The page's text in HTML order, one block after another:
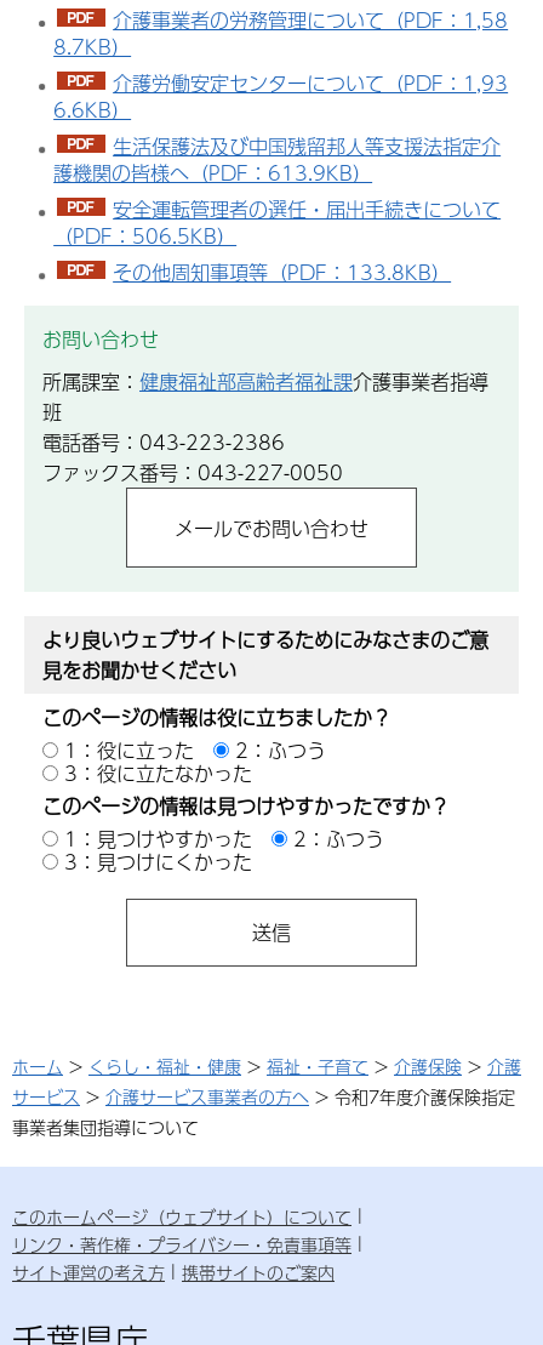
介護事業者の労務管理について（PDF：1,58
8.7KB）
介護労働安定センターについて（PDF：1,93
6.6KB）
生活保護法及び中国残留邦人等支援法指定介
護機関の皆様へ（PDF：613.9KB）
安全運転管理者の選任・届出手続きについて
（PDF：506.5KB）
その他周知事項等（PDF：133.8KB）
お問い合わせ
所属課室： 健康福祉部高齢者福祉課介護事業者指導
班
電話番号：043-223-2386
ファックス番号：043-227-0050
より良いウェブサイトにするためにみなさまのご意
見をお聞かせください
このページの情報は役に立ちましたか？
1：役に立った
2：ふつう
3：役に立たなかった
このページの情報は見つけやすかったですか？
1：見つけやすかった
2：ふつう
3：見つけにくかった
ホーム > くらし・福祉・健康 > 福祉・子育て > 介護保険 > 介護
サービス > 介護サービス事業者の方へ > 令和7年度介護保険指定
事業者集団指導について
このホームページ（ウェブサイト）について
リンク・著作権・プライバシー・免責事項等
サイト運営の考え方
携帯サイトのご案内